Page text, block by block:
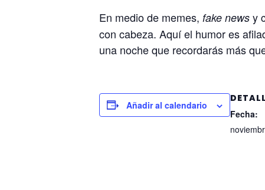
En medio de memes, fake news y
con cabeza. Aquí el humor es
una noche que recordarás más
Añadir al calendario
Fecha: